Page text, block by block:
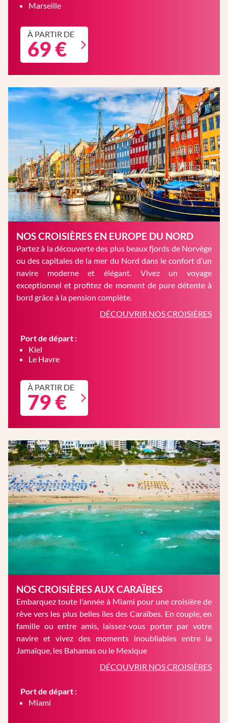
Marseille
À PARTIR DE
69 €
NOS CROISIÈRES EN EUROPE DU NORD
Partez à la découverte des plus beaux fjords de Norvège
ou des capitales de la mer du Nord dans le confort d’un
navire moderne et élégant. Vivez un voyage
exceptionnel et profitez de moment de pure détente à
bord grâce à la pension complète.
DÉCOUVRIR NOS CROISIÈRES
Port de départ :
Kiel
Le Havre
À PARTIR DE
79 €
NOS CROISIÈRES AUX CARAÏBES
Embarquez toute l'année à Miami pour une croisière de
rêve vers les plus belles îles des Caraïbes. En couple, en
famille ou entre amis, laissez-vous porter par votre
navire et vivez des moments inoubliables entre la
Jamaïque, les Bahamas ou le Mexique
DÉCOUVRIR NOS CROISIÈRES
Port de départ :
Miami